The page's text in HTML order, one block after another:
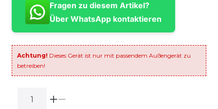
Fragen zu diesem Artikel?
Über WhatsApp kontaktieren
Achtung! Dieses Gerät ist nur mit passendem Außengerät zu
betreiben!